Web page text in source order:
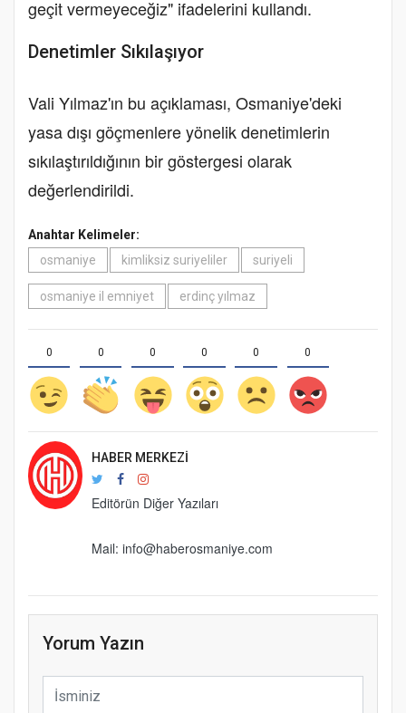
geçit vermeyeceğiz" ifadelerini kullandı.
Denetimler Sıkılaşıyor
Vali Yılmaz'ın bu açıklaması, Osmaniye'deki
yasa dışı göçmenlere yönelik denetimlerin
sıkılaştırıldığının bir göstergesi olarak
değerlendirildi.
Anahtar Kelimeler:
osmaniye
kimliksiz suriyeliler suriyeli
osmaniye il emniyet erdinç yılmaz
0 0 0 0 0 0
HABER MERKEZI
Editörün Diğer Yazıları
Mail: info@haberosmaniye.com
Yorum Yazın